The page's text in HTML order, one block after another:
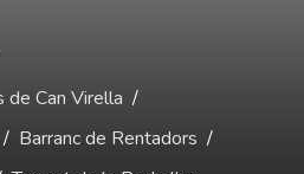
de Can Virella /
/ Barranc de Rentadors /